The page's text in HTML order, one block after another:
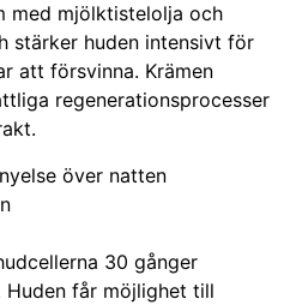
med mjölktistelolja och
stärker huden intensivt för
att försvinna. Krämen
regenerationsprocesser
över natten
30 gånger
Huden får möjlighet till